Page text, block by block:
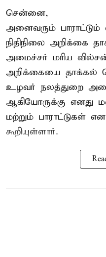
சென்னை,
அனைவரும் பாராட்டும்
நிதிநிலை அறிக்கை
அமைச்சர் மரிய
அறிக்கையை தாக்கல்
உழவர் நலத்துறை
ஆகியோருக்கு எனது
மற்றும் பாராட்டுகள்
கூறியுள்ளார்.